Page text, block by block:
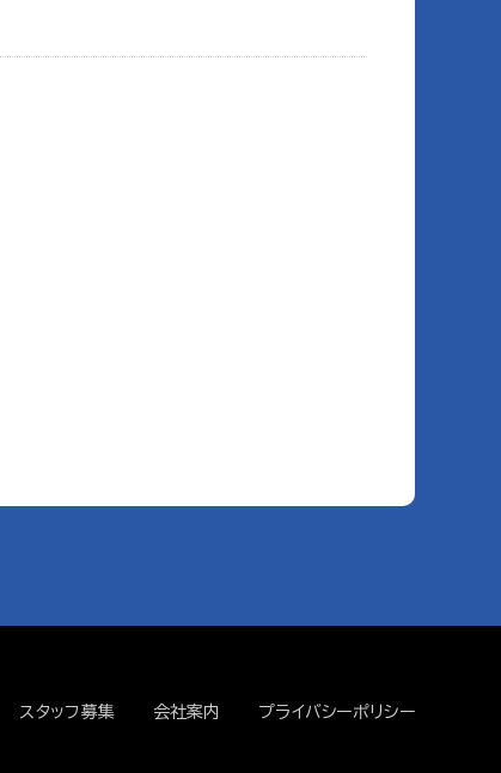
スタッフ募集 会社案内 プライバシーポリシー